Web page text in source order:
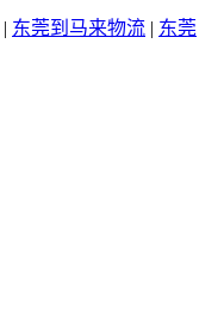
| 东莞到马来物流 | 东莞